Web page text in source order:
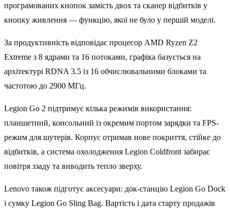
програмованих кнопок замість двох та сканер відбитків у
кнопку живлення — функцію, якої не було у першій моделі.
За продуктивність відповідає процесор AMD Ryzen Z2
Extreme з 8 ядрами та 16 потоками, графіка базується на
архітектурі RDNA 3.5 із 16 обчислювальними блоками та
частотою до 2900 МГц.
Legion Go 2 підтримує кілька режимів використання:
планшетний, консольний із окремим портом зарядки та FPS-
режим для шутерів. Корпус отримав нове покриття, стійке до
відбитків, а система охолодження Legion Coldfront забирає
повітря ззаду та виводить тепло зверху.
Lenovo також підготує аксесуари: док-станцію Legion Go Dock
і сумку Legion Go Sling Bag. Вартість і дата старту продажів